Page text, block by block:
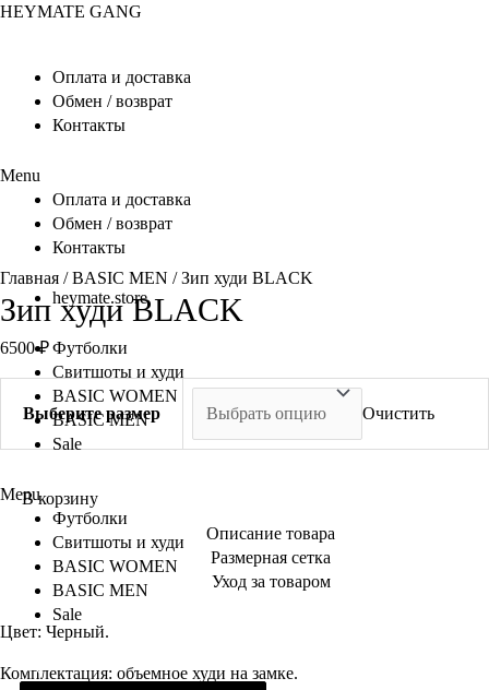
Перейти
HEYMATE GANG
Оплата и доставка
Обмен / возврат
Контакты
Menu
Оплата и доставка
Обмен / возврат
Контакты
heymate.store
Футболки
Свитшоты и худи
BASIC WOMEN
BASIC MEN
Sale
Menu
Футболки
Свитшоты и худи
BASIC WOMEN
BASIC MEN
Sale
Главная /BASIC MEN / Зип худи BLACK
Зип худи BLACK
6500₽
Выберите размер Очистить
В корзину
Описание товара
Размерная сетка
Уход за товаром
Цвет: Черный.
Комплектация: объемное худи на замке.